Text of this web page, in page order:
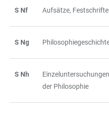
S Nf Aufsätze,
S Ng
S Nh
der Philosophie